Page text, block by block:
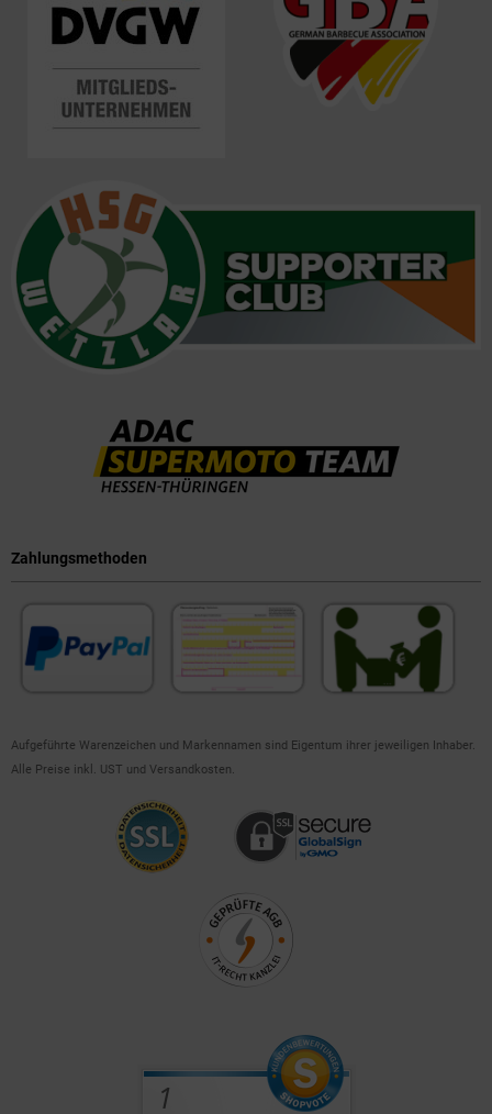
Zahlungsmethoden
Aufgeführte Warenzeichen und Markennamen sind Eigentum ihrer jeweiligen Inhaber.
Alle Preise inkl. UST und Versandkosten.